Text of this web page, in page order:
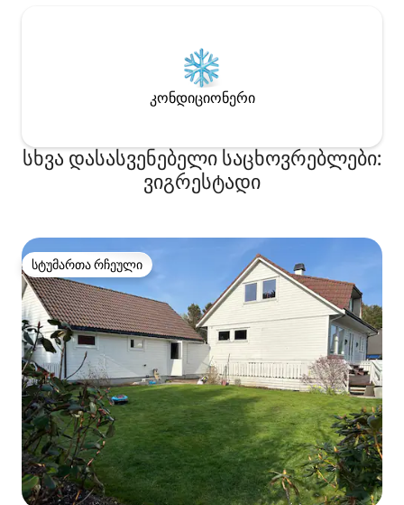
კონდიციონერი
სხვა დასასვენებელი საცხოვრებლები:
ვიგრესტადი
სტუმართა რჩეული
სტუმართა რჩეული